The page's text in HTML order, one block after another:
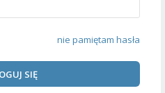
nie pamiętam hasła
SIĘ